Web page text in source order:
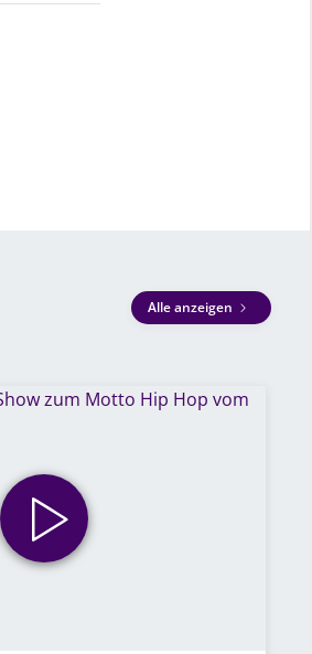
Alle anzeigen